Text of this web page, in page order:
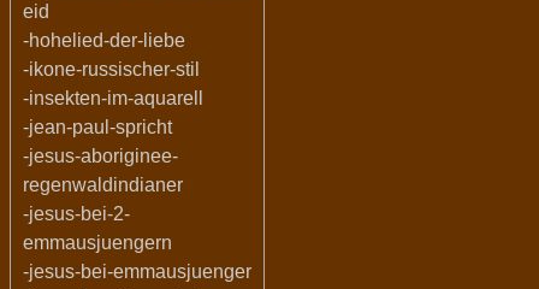
eid
-hohelied-der-liebe
-ikone-russischer-stil
-insekten-im-aquarell
-jean-paul-spricht
-jesus-aboriginee-
regenwaldindianer
-jesus-bei-2-
emmausjuengern
-jesus-bei-emmausjuenger